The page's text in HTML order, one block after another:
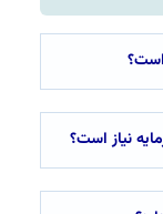
است؟
نیاز است؟